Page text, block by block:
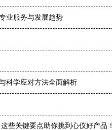
业服务与发展趋势
科学应对方法全面解析
些关键要点助你挑到心仪好产品！